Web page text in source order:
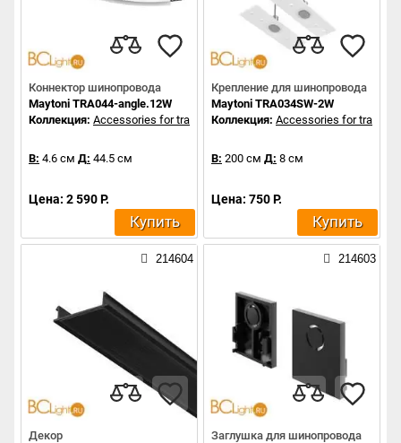
Коннектор шинопровода
Maytoni TRA044-angle.12W
Коллекция: Accessories for tracks Exility
В: 4.6 см Д: 44.5 см
Цена: 2 590 Р.
Купить
Крепление для шинопровода
Maytoni TRA034SW-2W
Коллекция: Accessories for tracks
В: 200 см Д: 8 см
Цена: 750 Р.
Купить
214604
Декор
214603
Заглушка для шинопровода